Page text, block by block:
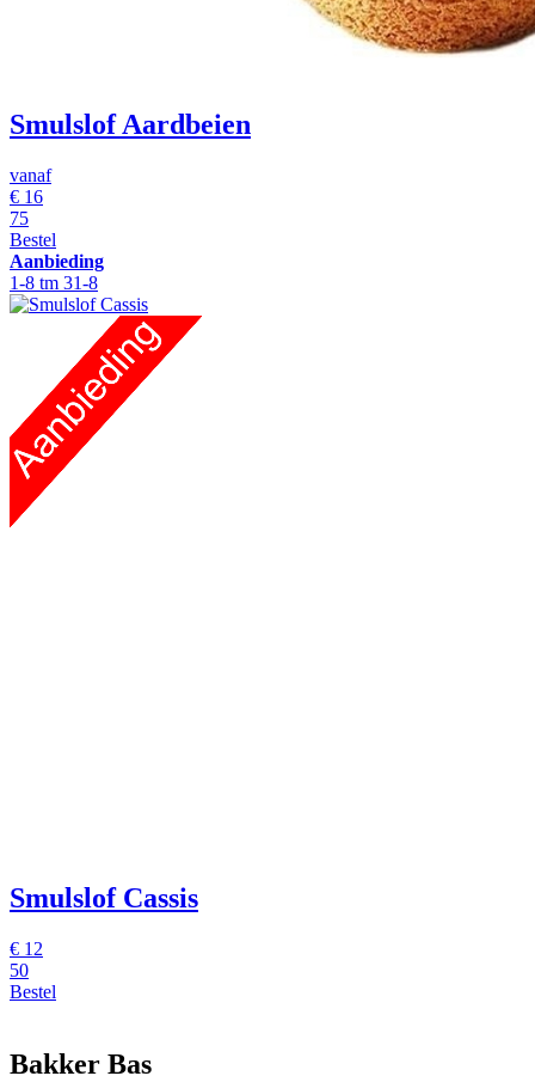
Smulslof Aardbeien
vanaf
€ 16
75
Bestel
Aanbieding
1-8 tm 31-8
Smulslof Cassis
€ 12
50
Bestel
Bakker Bas